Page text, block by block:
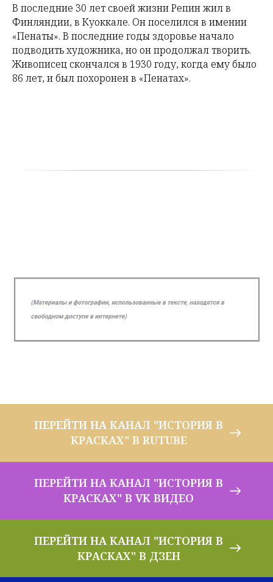
В последние 30 лет своей жизни Репин жил в
Финляндии, в Куоккале. Он поселился в имении
«Пенаты». В последние годы здоровье начало
подводить художника, но он продолжал творить.
Живописец скончался в 1930 году, когда ему было
86 лет, и был похоронен в «Пенатах».
ПЕРЕЙТИ НА КАНАЛ "ИСТОРИЯ В
КРАСКАХ" В RUTUBE
ПЕРЕЙТИ НА КАНАЛ "ИСТОРИЯ В
КРАСКАХ" В VK ВИДЕО
ПЕРЕЙТИ НА КАНАЛ "ИСТОРИЯ В
КРАСКАХ" В ДЗЕН